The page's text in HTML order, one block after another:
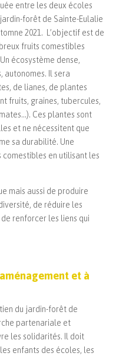
entre les deux écoles
forêt de Sainte-Eulalie
2021. L’objectif est de
fruits comestibles
écosystème dense,
autonomes. Il sera
de lianes, de plantes
fruits, graines, tubercules,
Ces plantes sont
et ne nécessitent que
sa durabilité. Une
en utilisant les
mais aussi de produire
de réduire les
renforcer les liens qui
et à
du jardin-forêt de
partenariale et
les solidarités. Il doit
enfants des écoles, les